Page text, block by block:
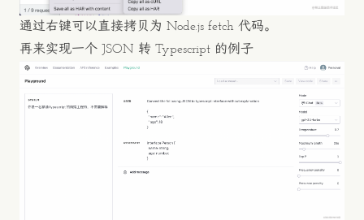
通过右键可以直接拷贝为 Node.js fetch 代码。
再来实现一个 JSON 转 Typescript 的例子